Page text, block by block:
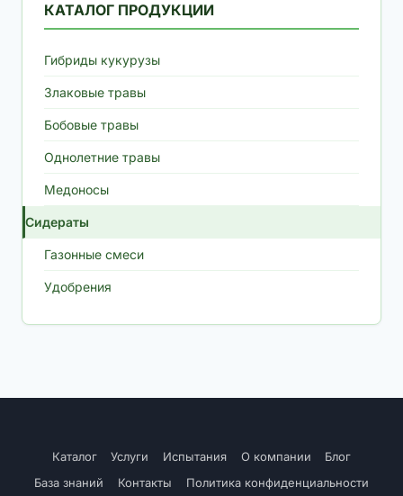
КАТАЛОГ ПРОДУКЦИИ
Гибриды кукурузы
Злаковые травы
Бобовые травы
Однолетние травы
Медоносы
Сидераты
Газонные смеси
Удобрения
Каталог Услуги Испытания О компании
Блог
База знаний
Контакты Политика конфиденциальности